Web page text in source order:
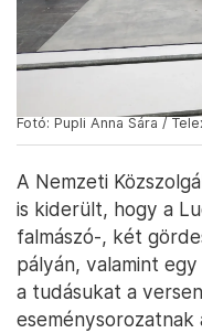
Fotó: Pupli Anna Sára /
A Nemzeti
is kiderült, hogy a
falmászó-, két
pályán, valamint
a tudásukat a
eseménysorozatnak